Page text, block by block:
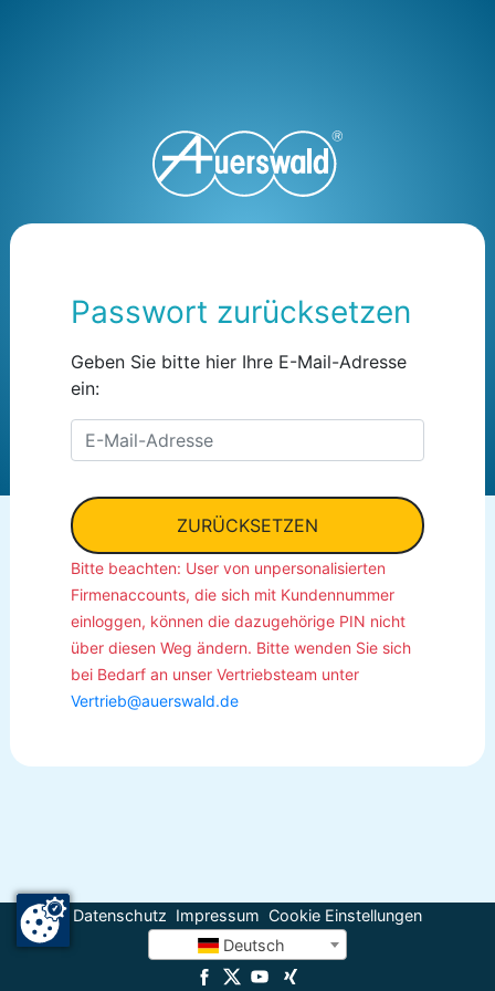
Passwort zurücksetzen
Geben Sie bitte hier Ihre E-Mail-Adresse
ein:
E-Mail-Adresse
ZURÜCKSETZEN
Bitte beachten: User von unpersonalisierten
Firmenaccounts, die sich mit Kundennummer
einloggen, können die dazugehörige PIN nicht
über diesen Weg ändern. Bitte wenden Sie sich
bei Bedarf an unser Vertriebsteam unter
Vertrieb@auerswald.de
Datenschutz Impressum Cookie Einstellungen
Deutsch